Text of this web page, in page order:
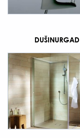
DUŠINURGAD